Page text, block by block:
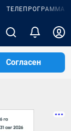
ТЕЛЕПРОГРАММА
Согласен